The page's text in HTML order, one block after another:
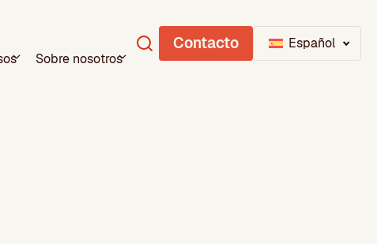
Sobre nosotros
Contacto Español